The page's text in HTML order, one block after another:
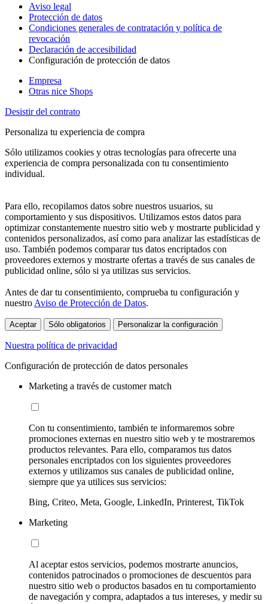
Aviso legal
Protección de datos
Condiciones generales de contratación y política de
revocación
Declaración de accesibilidad
Configuración de protección de datos
Empresa
Otras nice Shops
Desistir del contrato
Personaliza tu experiencia de compra
Sólo utilizamos cookies y otras tecnologías para ofrecerte una
experiencia de compra personalizada con tu consentimiento
individual.
Para ello, recopilamos datos sobre nuestros usuarios, su
comportamiento y sus dispositivos. Utilizamos estos datos para
optimizar constantemente nuestro sitio web y mostrarte publicidad y
contenidos personalizados, así como para analizar las estadísticas de
uso. También podemos comparar tus datos encriptados con
proveedores externos y mostrarte ofertas a través de sus canales de
publicidad online, sólo si ya utilizas sus servicios.
Antes de dar tu consentimiento, comprueba tu configuración y
nuestro Aviso de Protección de Datos.
Aceptar Sólo obligatorios Personalizar la configuración
Nuestra política de privacidad
Configuración de protección de datos personales
Marketing a través de customer match
Con tu consentimiento, también te informaremos sobre
promociones externas en nuestro sitio web y te mostraremos
productos relevantes. Para ello, comparamos tus datos
personales encriptados con los siguientes proveedores
externos y utilizamos sus canales de publicidad online,
siempre que ya utilices sus servicios:
Bing, Criteo, Meta, Google, LinkedIn, Printerest, TikTok
Marketing
Al aceptar estos servicios, podemos mostrarte anuncios,
contenidos patrocinados o promociones de descuentos para
nuestro sitio web o productos basados en tu comportamiento
de navegación y compra, adaptados a tus intereses, y medir su